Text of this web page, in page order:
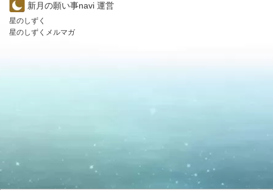
新月の願い事navi 運営
星のしずく
星のしずくメルマガ